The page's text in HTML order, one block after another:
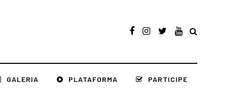
GALERIA PLATAFORMA PARTICIPE